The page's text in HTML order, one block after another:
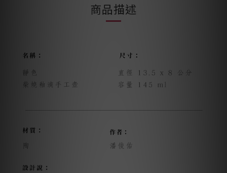
商品描述